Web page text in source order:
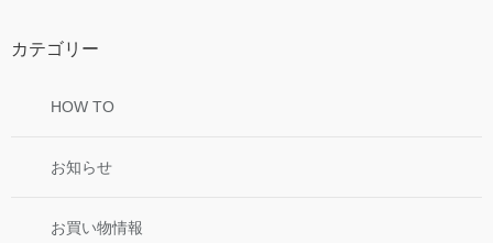
カテゴリー
HOW TO
お知らせ
お買い物情報